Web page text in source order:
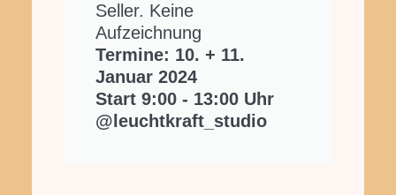
Seller. Keine
Aufzeichnung
Termine: 10. + 11.
Januar 2024
Start 9:00 - 13:00 Uhr
@leuchtkraft_studio